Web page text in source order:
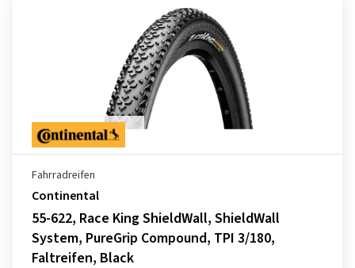
Fahrradreifen
Continental
55-622, Race King ShieldWall, ShieldWall
System, PureGrip Compound, TPI 3/180,
Faltreifen, Black